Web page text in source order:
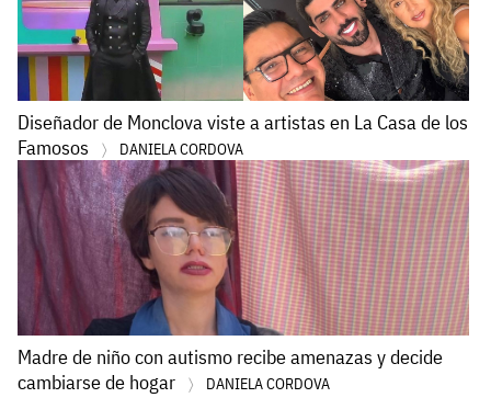
Diseñador de Monclova viste a artistas en La Casa de los
Famosos
DANIELA CORDOVA
Madre de niño con autismo recibe amenazas y decide
cambiarse de hogar
DANIELA CORDOVA